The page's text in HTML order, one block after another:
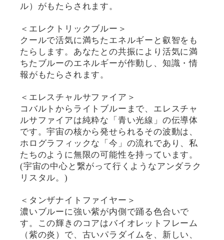
ル）がもたらされます。
＜エレクトリックブルー＞
クールで活気に満ちたエネルギーと叡智をも
たらします。あなたとの共振により活気に満
ちたブルーのエネルギーが作動し、知識・情
報がもたらされます。
＜エレスチャルサファイア＞
コバルトからライトブルーまで、エレスチャ
ルサファイアは純粋な「青い光線」の伝導体
です。宇宙の核から発せられるその波動は、
ホログラフィックな「今」の流れであり、私
たちのように無限の可能性を持っています。
(宇宙の中心と繋がって行くようなアンダラク
リスタル。)
＜タンザナイトファイヤー＞
濃いブルーに強い紫が内側で踊る色合いで
す。この輝きのコアはバイオレットフレーム
（紫の炎）で、古いパラダイムを、新しい、